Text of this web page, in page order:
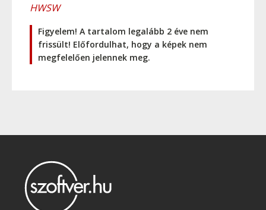
HWSW
Figyelem! A tartalom legalább 2 éve nem
frissült! Előfordulhat, hogy a képek nem
megfelelően jelennek meg.